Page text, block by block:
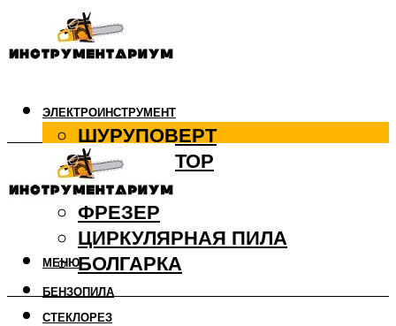
ЭЛЕКТРОИНСТРУМЕНТ
ШУРУПОВЕРТ
ПЕРФОРАТОР
ДРЕЛЬ
ФРЕЗЕР
ЦИРКУЛЯРНАЯ ПИЛА
БОЛГАРКА
БЕНЗОПИЛА
СТЕКЛОРЕЗ
МЕНЮ